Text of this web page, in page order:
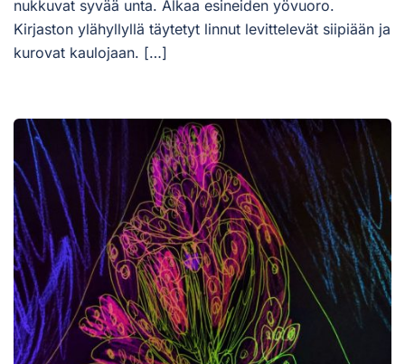
nukkuvat syvää unta. Alkaa esineiden yövuoro.
Kirjaston ylähyllyllä täytetyt linnut levittelevät siipiään ja
kurovat kaulojaan. […]